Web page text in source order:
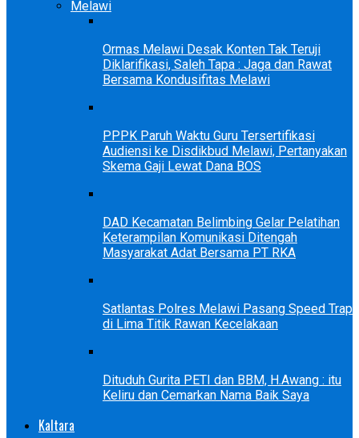
Melawi
Ormas Melawi Desak Konten Tak Teruji
Diklarifikasi, Saleh Tapa : Jaga dan Rawat
Bersama Kondusifitas Melawi
PPPK Paruh Waktu Guru Tersertifikasi
Audiensi ke Disdikbud Melawi, Pertanyakan
Skema Gaji Lewat Dana BOS
DAD Kecamatan Belimbing Gelar Pelatihan
Keterampilan Komunikasi Ditengah
Masyarakat Adat Bersama PT RKA
Satlantas Polres Melawi Pasang Speed Trap
di Lima Titik Rawan Kecelakaan
Dituduh Gurita PETI dan BBM, H.Awang : itu
Keliru dan Cemarkan Nama Baik Saya
Kaltara